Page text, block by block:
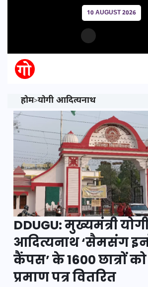
10 AUGUST 2026
होम>योगी आदित्यनाथ
DDUGU: मुख्यमंत्री
आदित्यनाथ ‘सैमसंग
कैंपस’ के 1600 छात्रों
प्रमाण पत्र वितरित